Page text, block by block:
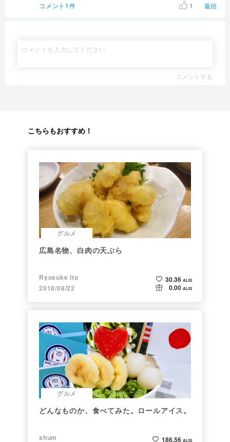
コメント1件
1 返信
コメントする
こちらもおすすめ！
グルメ
広島名物、白肉の天ぷら
Ryosuke Ito
2018/08/22
30.36 ALIS
0.00 ALIS
グルメ
どんなものか、食べてみた。ロールアイス。
shum 186.56 ALIS